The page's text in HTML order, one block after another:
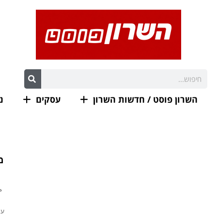
השרון פוסט / חדשות השרון עסקים